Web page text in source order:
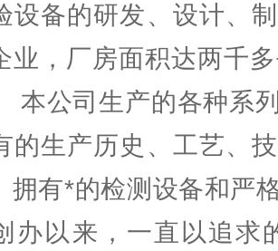
设备的研发、设计、
业，厂房面积达两千
本公司生产的各种系
的生产历史、工艺、
拥有*的检测设备和严
办以来，一直以追求